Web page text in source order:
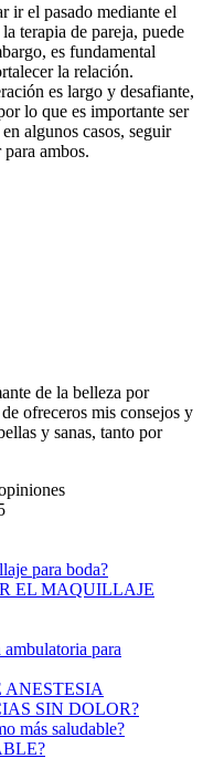
ir el pasado mediante el
terapia de pareja, puede
es fundamental
la relación.
es largo y desafiante,
lo que es importante ser
algunos casos, seguir
ambos.
de la belleza por
ofreceros mis consejos y
y sanas, tanto por
EL MAQUILLAJE
ANESTESIA
SIN DOLOR?